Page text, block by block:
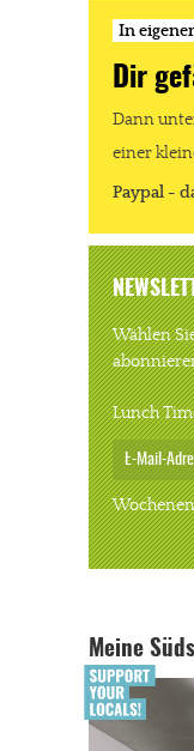
In
Dir
Dann
einer
Paypal -
Wählen
Lunch
Meine